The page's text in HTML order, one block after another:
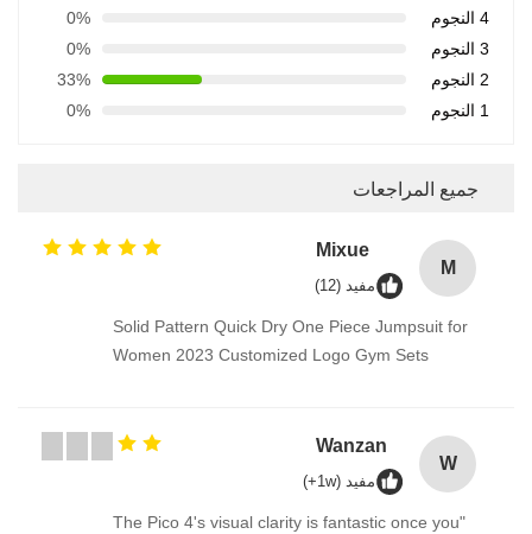
4 النجوم
0%
3 النجوم
0%
2 النجوم
33%
1 النجوم
0%
جميع المراجعات
M
Mixue
مفيد (12)
Solid Pattern Quick Dry One Piece Jumpsuit for
Women 2023 Customized Logo Gym Sets
W
Wanzan
مفيد (1w+)
"The Pico 4's visual clarity is fantastic once you